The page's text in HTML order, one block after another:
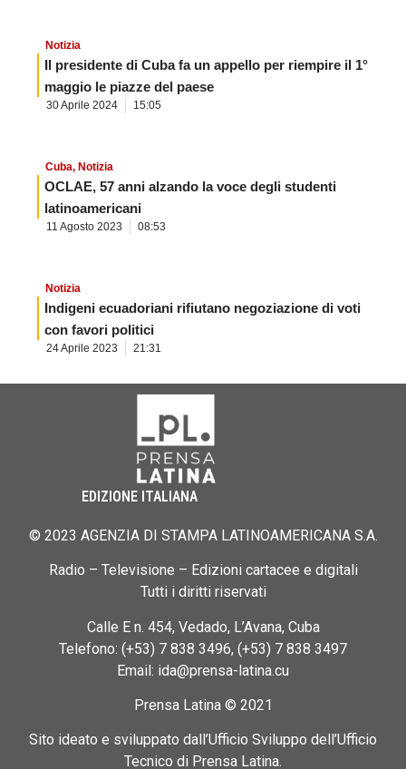
Notizia
Il presidente di Cuba fa un appello per riempire il 1°
maggio le piazze del paese
30 Aprile 2024 15:05
Cuba, Notizia
OCLAE, 57 anni alzando la voce degli studenti
latinoamericani
11 Agosto 2023 08:53
Notizia
Indigeni ecuadoriani rifiutano negoziazione di voti
con favori politici
24 Aprile 2023 21:31
EDIZIONE ITALIANA
© 2023 AGENZIA DI STAMPA LATINOAMERICANA S.A.
Radio – Televisione – Edizioni cartacee e digitali
Tutti i diritti riservati
Calle E n. 454, Vedado, L’Avana, Cuba
Telefono: (+53) 7 838 3496, (+53) 7 838 3497
Email: ida@prensa-latina.cu
Prensa Latina © 2021
Sito ideato e sviluppato dall’Ufficio Sviluppo dell’Ufficio
Tecnico di Prensa Latina.